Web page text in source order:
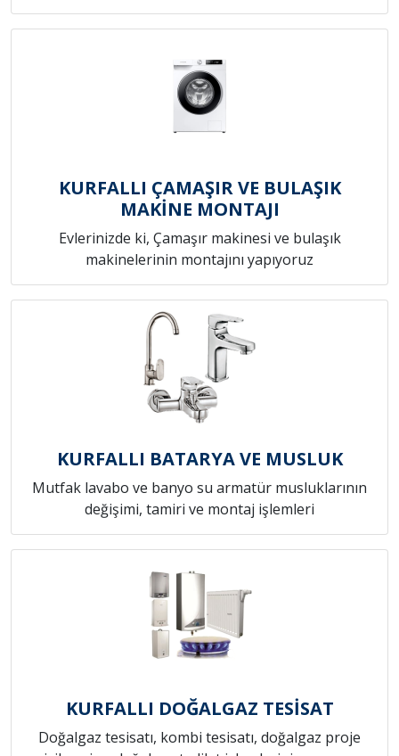
KURFALLI ÇAMAŞIR VE BULAŞIK
MAKİNE MONTAJI
Evlerinizde ki, Çamaşır makinesi ve bulaşık
makinelerinin montajını yapıyoruz
KURFALLI BATARYA VE MUSLUK
Mutfak lavabo ve banyo su armatür musluklarının
değişimi, tamiri ve montaj işlemleri
KURFALLI DOĞALGAZ TESİSAT
Doğalgaz tesisatı, kombi tesisatı, doğalgaz proje